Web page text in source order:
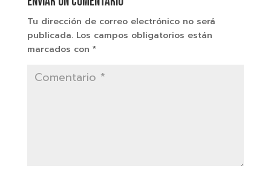
Tu dirección de correo electrónico no será
publicada. Los campos obligatorios están
marcados con *